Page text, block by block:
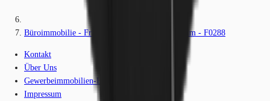
Büroimmobilie - Frankfurt am Main, Bockenheim - F0288
Kontakt
Über Uns
Gewerbeimmobilien-Lexikon
Impressum